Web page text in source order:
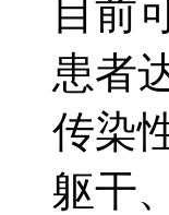
目前
患者
传染
躯干